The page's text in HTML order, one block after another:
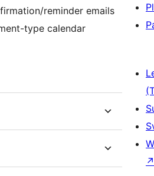
reminder emails
type calendar
↗